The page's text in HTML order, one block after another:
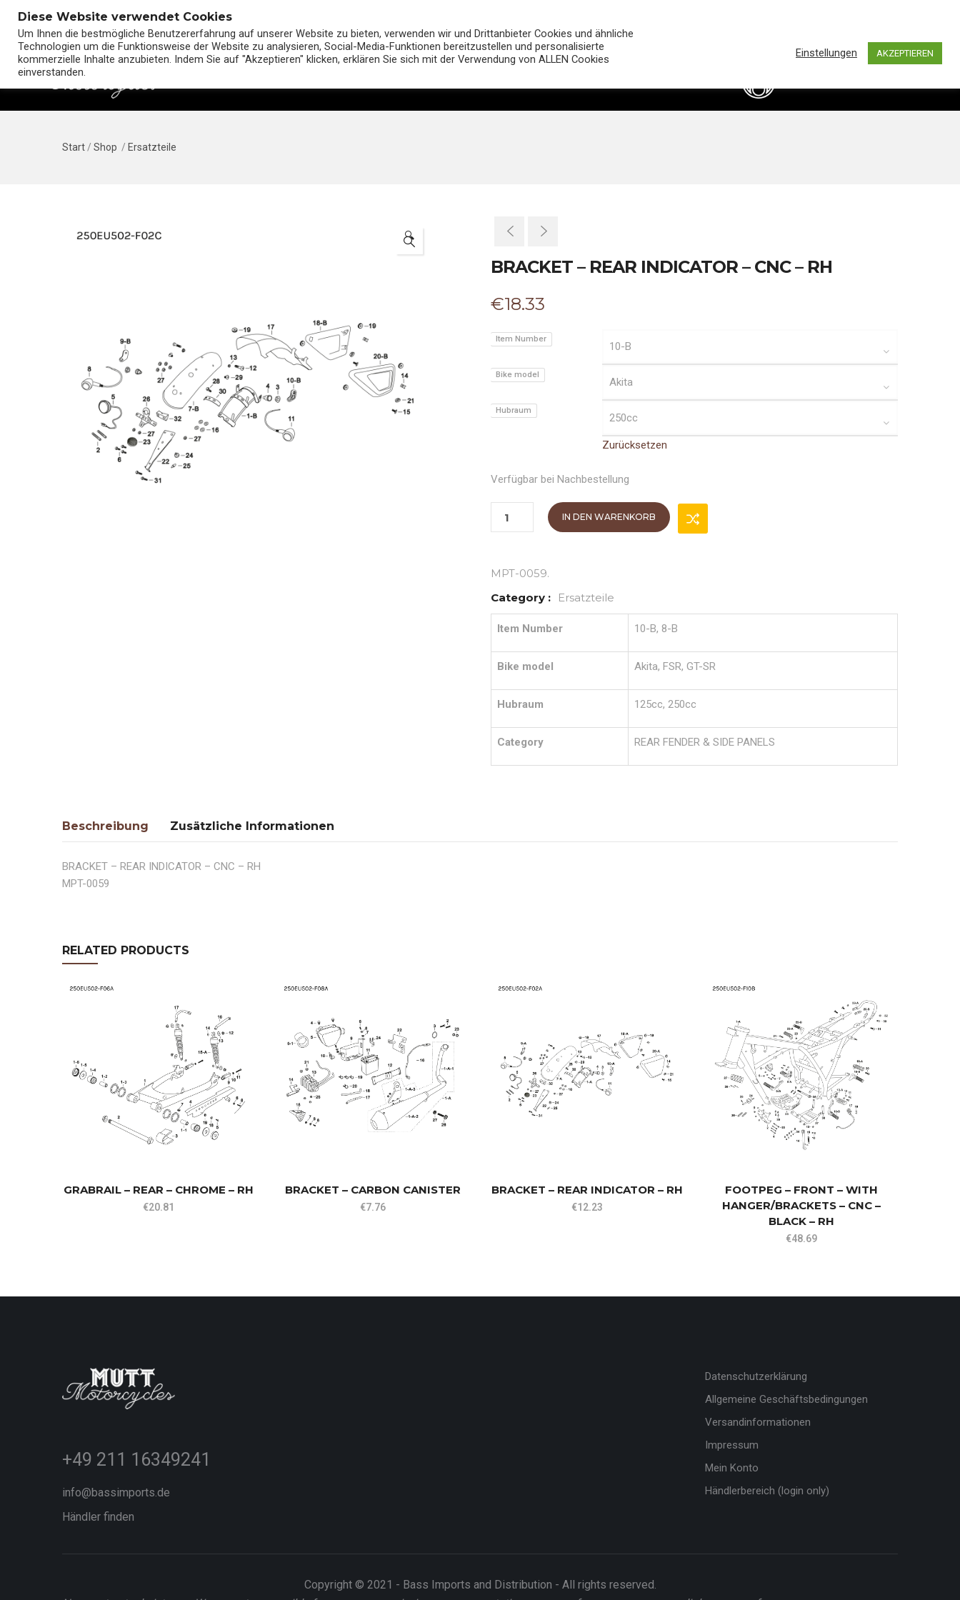
info@bassimports.de
Start / Shop / Ersatzteile
🔍
BRACKET – REAR INDICATOR – CNC – RH
€18.33
Item Number
Bike model
Hubraum
Zurücksetzen
Verfügbar bei Nachbestellung
IN DEN WARENKORB
MPT-0059.
Category :
Ersatzteile
Item Number 10-B, 8-B
Bike model Akita, FSR, GT-SR
Hubraum 125cc, 250cc
Category REAR FENDER & SIDE PANELS
Beschreibung Zusätzliche Informationen
BRACKET – REAR INDICATOR – CNC – RH
MPT-0059
RELATED PRODUCTS
GRABRAIL – REAR – CHROME – RH
€20.81
BRACKET – CARBON CANISTER
€7.76
BRACKET – REAR INDICATOR – RH
€12.23
FOOTPEG – FRONT – WITH
HANGER/BRACKETS – CNC –
BLACK – RH
€48.69
+49 211 16349241
info@bassimports.de
Händler finden
Datenschutzerklärung
Allgemeine Geschäftsbedingungen
Versandinformationen
Impressum
Mein Konto
Händlerbereich (login only)
Copyright © 2021 - Bass Imports and Distribution - All rights reserved.
Diese Website verwendet Cookies
Um Ihnen die bestmögliche Benutzererfahrung auf unserer Website zu bieten, verwenden wir und Drittanbieter Cookies und ähnliche
Technologien um die Funktionsweise der Website zu analysieren, Social-Media-Funktionen bereitzustellen und personalisierte
kommerzielle Inhalte anzubieten. Indem Sie auf "Akzeptieren" klicken, erklären Sie sich mit der Verwendung von ALLEN Cookies
einverstanden.
Einstellungen AKZEPTIEREN